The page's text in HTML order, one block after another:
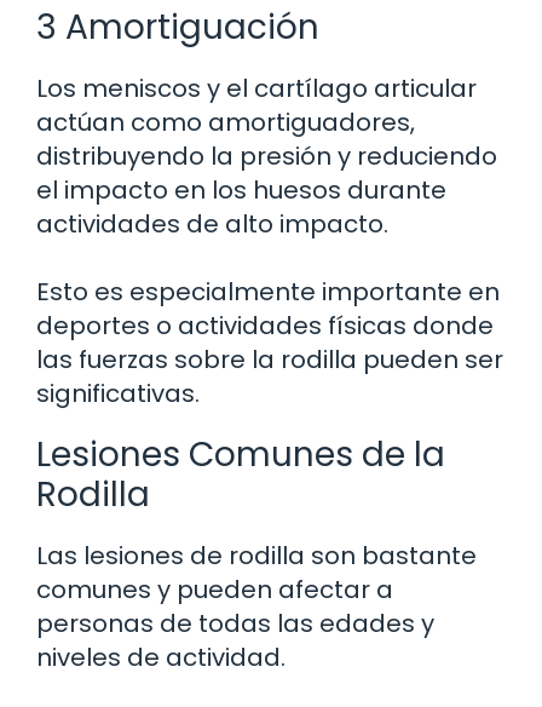
3 Amortiguación
Los meniscos y el cartílago articular
actúan como amortiguadores,
distribuyendo la presión y reduciendo
el impacto en los huesos durante
actividades de alto impacto.
Esto es especialmente importante en
deportes o actividades físicas donde
las fuerzas sobre la rodilla pueden ser
significativas.
Lesiones Comunes de la
Rodilla
Las lesiones de rodilla son bastante
comunes y pueden afectar a
personas de todas las edades y
niveles de actividad.